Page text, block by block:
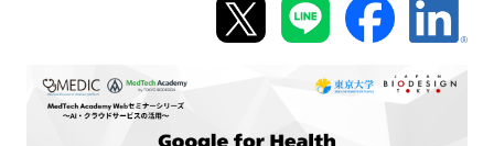
マイページ